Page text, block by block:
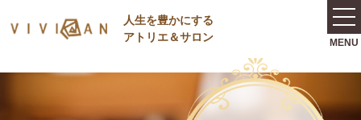
⼈⽣を豊かにする
アトリエ＆サロン